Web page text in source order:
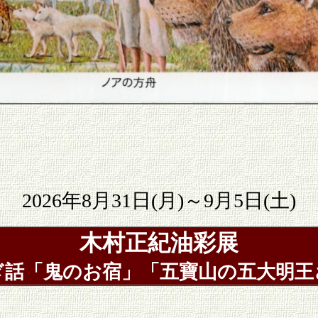
2026年8月31日(月)～9月5日(土)
木村正紀油彩展
「鬼のお宿」「五寶山の五大明